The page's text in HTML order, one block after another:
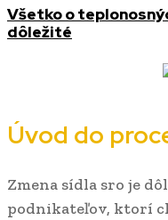
Všetko o
dôležité
Úvod do
Zmena sídla sro je
podnikateľov, ktorí